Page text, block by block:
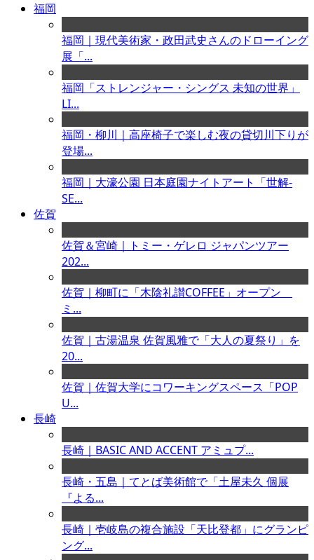
福岡
福岡｜現代美術家・政田武史さんのドローイング
展「...
福岡「ストレンジャー・シングス 未知の世界」
LI...
福岡・柳川｜高座椅子で楽しむ夜の貸切川下りが
登場...
福岡｜大濠公園 日本庭園ナイトアート「世解-
SE...
佐賀
佐賀＆宮崎｜トミー・ゲレロ ジャパンツアー
202...
佐賀｜柳町に「木陰礼讃COFFEE」オープン
ミ...
佐賀｜古湯温泉 佐賀風雅で「大人の夏祭り」を
20...
佐賀｜佐賀大学にコワーキングスペース「POP
U...
長崎
長崎｜BASIC AND ACCENT アミュプ...
長崎・五島｜てとば美術館で「土屋未久 個展
『よる...
長崎｜壱岐島の複合施設「天比登都」にグランピ
ング...